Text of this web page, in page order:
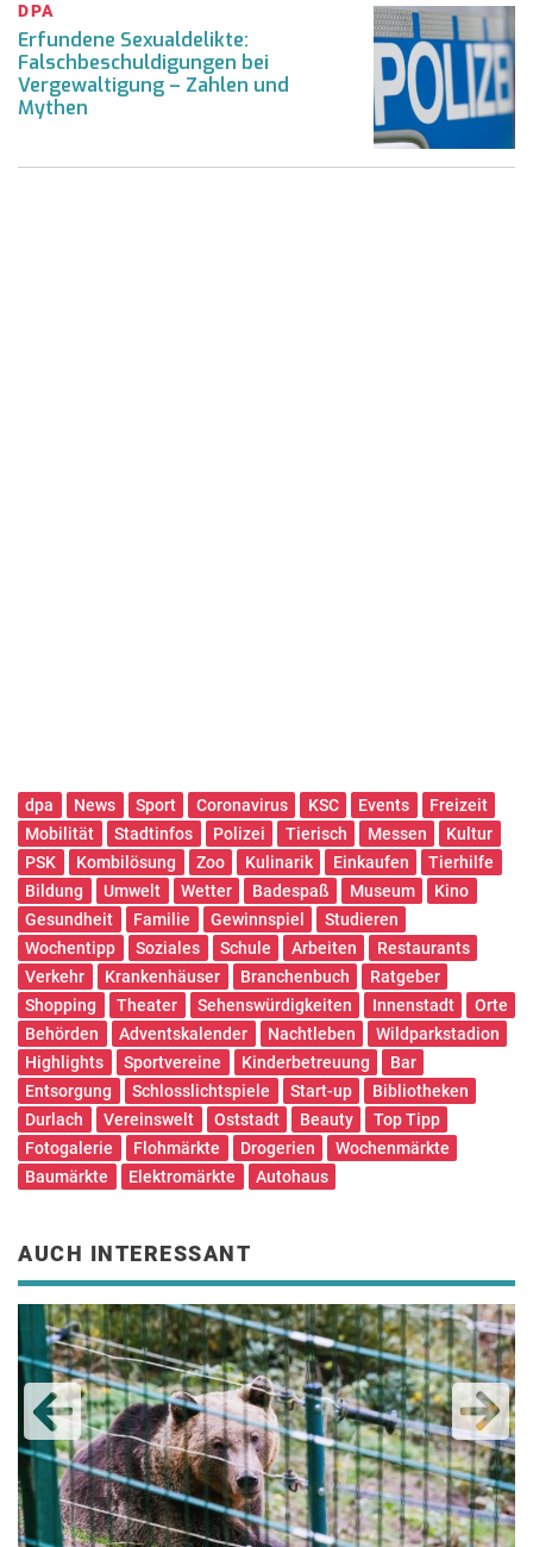
DPA
Erfundene Sexualdelikte:
Falschbeschuldigungen bei
Vergewaltigung – Zahlen und
Mythen
dpa News Sport Coronavirus KSC Events
Freizeit
Mobilität
Stadtinfos Polizei Tierisch Messen
Kultur
PSK
Kombilösung Zoo Kulinarik Einkaufen
Tierhilfe
Bildung
Umwelt Wetter Badespaß Museum
Kino
Gesundheit
Familie Gewinnspiel
Studieren
Wochentipp
Soziales Schule Arbeiten
Restaurants
Verkehr
Krankenhäuser Branchenbuch
Ratgeber
Shopping
Theater Sehenswürdigkeiten Innenstadt
Orte
Behörden
Adventskalender Nachtleben
Wildparkstadion
Highlights
Sportvereine Kinderbetreuung
Bar
Entsorgung
Schlosslichtspiele Start-up
Bibliotheken
Durlach
Vereinswelt Oststadt Beauty
Top Tipp
Fotogalerie
Flohmärkte Drogerien
Wochenmärkte
Baumärkte
Elektromärkte Autohaus
AUCH INTERESSANT